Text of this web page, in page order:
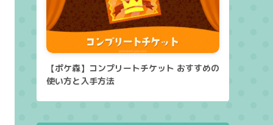
【ポケ森】コンプリートチケット おすすめの
使い方と入手方法